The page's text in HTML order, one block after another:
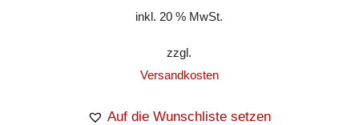
inkl. 20 % MwSt.
zzgl.
Versandkosten
Auf die Wunschliste setzen